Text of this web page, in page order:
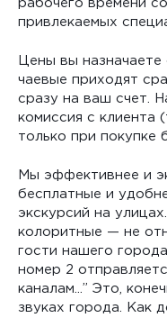
рабочего времени
привлекаемых
Цены вы
чаевые приходят
сразу на ваш счет.
комиссия с клиента
только при покупке
Мы эффективнее и
бесплатные и
экскурсий на
колоритные — не
гости нашего
номер 2
каналам...” Это,
звуках города. Как